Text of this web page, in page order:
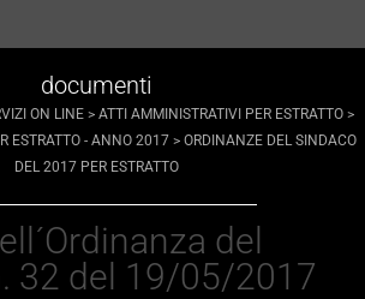
documenti
ON LINE > ATTI AMMINISTRATIVI PER ESTRATTO >
ESTRATTO - ANNO 2017 > ORDINANZE DEL SINDACO
DEL 2017 PER ESTRATTO
del
32 del 19/05/2017